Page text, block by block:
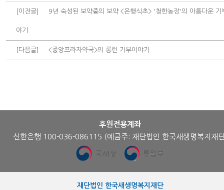
[이전글] 9년 숙성된 보약중의 보약 <은행식초> '청한농장'의 아름다운 기
야기
[다음글] <중앙프라자약국>의 롱런 기부이야기
후원전용계좌
신한은행 100-036-086115 (예금주: 재단법인 한국새생명복지재
재단법인 한국새생명복지재단